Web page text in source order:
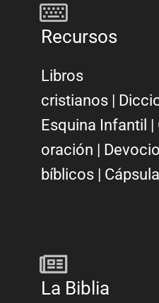
Recursos
Libros
cristianos |
Esquina Infantil |
oración |
bíblicos |
La Biblia